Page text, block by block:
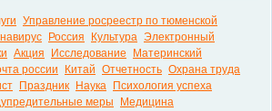
Управление росреестр по тюменской
Россия Культура Электронный
Акция Исследование
Материнский
россии Китай Отчетность Охрана труда
Праздник Наука
Психология успеха
меры
Медицина